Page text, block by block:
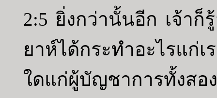
2:5 ยิ่งกว่านั้นอีก เจ้าก็
ยาห์ได้กระทำอะไรแก่เ
ใดแก่ผู้บัญชาการทั้งสอ